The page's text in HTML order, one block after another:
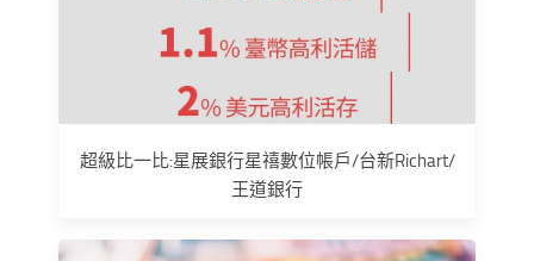
超級比一比:星展銀行星禧數位帳戶/台新Richart/
王道銀行